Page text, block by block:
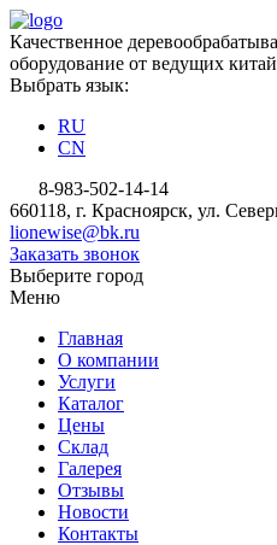
Качественное
оборудование от ведущих
Выбрать язык:
RU
CN
8-983-502-14-14
660118, г. Красноярск, ул.
lionewise@bk.ru
Заказать звонок
Выберите город
Меню
Главная
О компании
Услуги
Каталог
Цены
Склад
Галерея
Отзывы
Новости
Контакты